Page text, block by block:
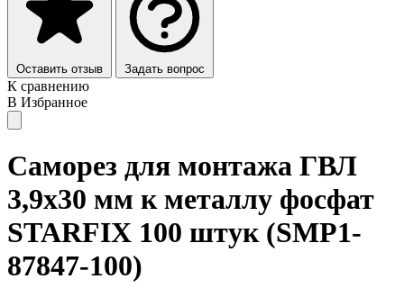
Оставить отзыв Задать вопрос
К сравнению
В Избранное
Саморез для монтажа ГВЛ
3,9х30 мм к металлу фосфат
STARFIX 100 штук (SMP1-
87847-100)